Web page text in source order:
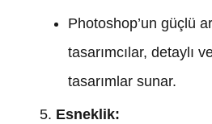
Photoshop’un güçlü
tasarımcılar, detaylı
tasarımlar sunar.
Esneklik: